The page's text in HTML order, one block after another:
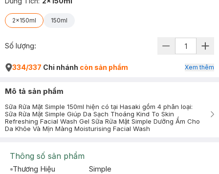
2x150ml 150ml
Số lượng:
334/337 Chi nhánh còn sản phẩm Xem thêm
Mô tả sản phẩm
Sữa Rửa Mặt Simple 150ml hiện có tại Hasaki gồm 4 phân loại:
Sữa Rửa Mặt Simple Giúp Da Sạch Thoáng Kind To Skin
Refreshing Facial Wash Gel Sữa Rửa Mặt Simple Dưỡng Ẩm Cho
Da Khỏe Và Mịn Màng Moisturising Facial Wash
Thông số sản phẩm
Thương Hiệu
Simple